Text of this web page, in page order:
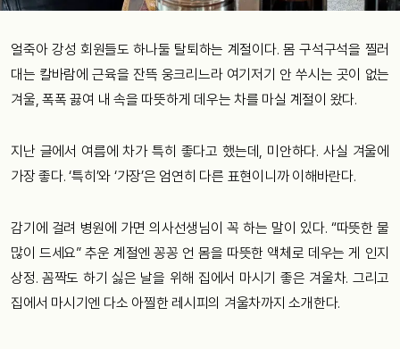
얼죽아 강성 회원들도 하나둘 탈퇴하는 계절이다. 몸 구석구석을 찔러
대는 칼바람에 근육을 잔뜩 웅크리느라 여기저기 안 쑤시는 곳이 없는
겨울, 폭폭 끓여 내 속을 따뜻하게 데우는 차를 마실 계절이 왔다.
지난 글에서 여름에 차가 특히 좋다고 했는데, 미안하다. 사실 겨울에
가장 좋다. ‘특히’와 ‘가장’은 엄연히 다른 표현이니까 이해바란다.
감기에 걸려 병원에 가면 의사선생님이 꼭 하는 말이 있다. “따뜻한 물
많이 드세요” 추운 계절엔 꽁꽁 언 몸을 따뜻한 액체로 데우는 게 인지
상정. 꼼짝도 하기 싫은 날을 위해 집에서 마시기 좋은 겨울차. 그리고
집에서 마시기엔 다소 아찔한 레시피의 겨울차까지 소개한다.